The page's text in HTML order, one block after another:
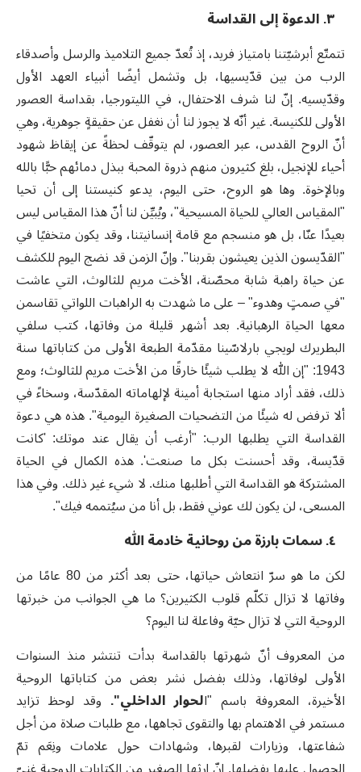
تتمتّع أبرشيّتنا بامتياز فريد، إذ تُعدّ جميع التلاميذ والرسل وأصدقاء
الرب من بين قدّيسيها، بل وتشمل أيضًا أنبياء العهد الأول
وقدّيسيه. إنّ لنا شرف الاحتفال، في الليتورجيا، بقداسة العصور
الأولى للكنيسة. غير أنّه لا يجوز لنا أن نغفل عن حقيقةٍ جوهرية، وهي
أنّ الروح القدس، عبر العصور، لم يتوقّف لحظةً عن إيقاظ شهود
أحياء للإنجيل، بلغ كثيرون منهم ذروة المحبة ببذل دمائهم حبًّا بالله
وبالإخوة. وها هو الروح، حتى اليوم، يدعو كنيستنا إلى أن تحيا
"المقياس العالي للحياة المسيحية"، ويُبيِّن لنا أنّ هذا المقياس ليس
بعيدًا عنّا، بل هو منسجم مع قامة إنسانيتنا، وقد يكون متخفيًا في
"القدّيسون الذين يعيشون بقربنا". وإنّ الزمن قد نضج اليوم للكشف
عن حياة راهبة شابة محصّنة، الأخت مريم للثالوث، التي عاشت
"في صمتٍ وهدوء" – على ما شهدت به الراهبات اللواتي تقاسمن
معها الحياة الرهبانية. بعد أشهر قليلة من وفاتها، كتب سلفي
البطريرك لويجي بارلاسّينا مقدّمة الطبعة الأولى من كتاباتها سنة
1943:
"إن الله لا يطلب شيئًا خارقًا من الأخت مريم للثالوث؛ ومع
ذلك، فقد أراد منها استجابة أمينة لإلهاماته المقدّسة، وسخاءً في
ألا ترفض له شيئًا من التضحيات الصغيرة اليومية". هذه هي دعوة
القداسة التي يطلبها الرب: "أرغب أن يقال عند موتك: 'كانت
قدّيسة، وقد أحسنت بكل ما صنعت'. هذه الكمال في الحياة
المشتركة هو القداسة التي أطلبها منك. لا شيء غير ذلك. وفي هذا
المسعى، لن يكون لك عوني فقط، بل أنا من سيُتممه فيك".
لكن ما هو سرّ انتعاش حياتها، حتى بعد أكثر من 80 عامًا من
وفاتها لا تزال تكلّم قلوب الكثيرين؟ ما هي الجوانب من خبرتها
الروحية التي لا تزال حيّة وفاعلة لنا اليوم؟
من المعروف أنّ شهرتها بالقداسة بدأت تنتشر منذ السنوات
الأولى لوفاتها، وذلك بفضل نشر بعض من كتاباتها الروحية
الأخيرة، المعروفة باسم "الحوار الداخلي". وقد لوحظ تزايد
مستمر في الاهتمام بها والتقوى تجاهها، مع طلبات صلاة من أجل
شفاعتها، وزيارات لقبرها، وشهادات حول علامات ونِعَم تمّ